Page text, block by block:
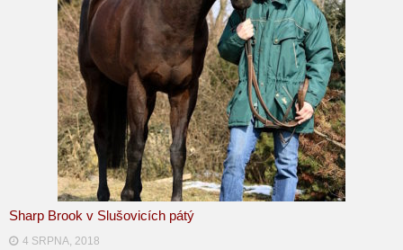
Sharp Brook v Slušovicích pátý
4 SRPNA, 2018